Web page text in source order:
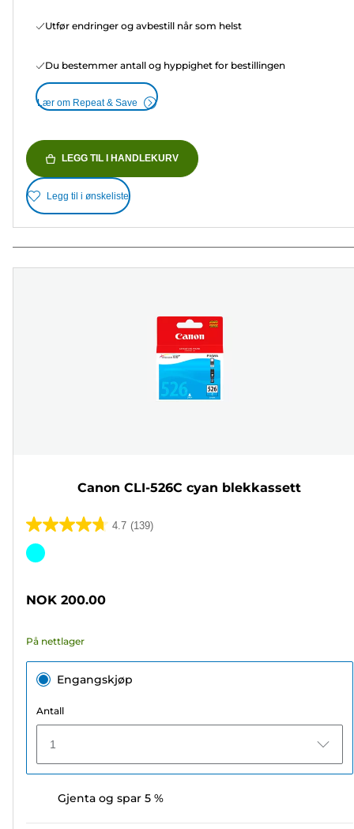
Utfør endringer og avbestill når som helst
Du bestemmer antall og hyppighet for bestillingen
Lær om Repeat & Save
LEGG TIL I HANDLEKURV
Legg til i ønskeliste
Canon CLI-526C cyan blekkassett
4.7 (139)
4.7
av
139
Fargekassett
NOK 200.00
På nettlager
Engangskjøp
Antall
1
Gjenta og spar 5 %